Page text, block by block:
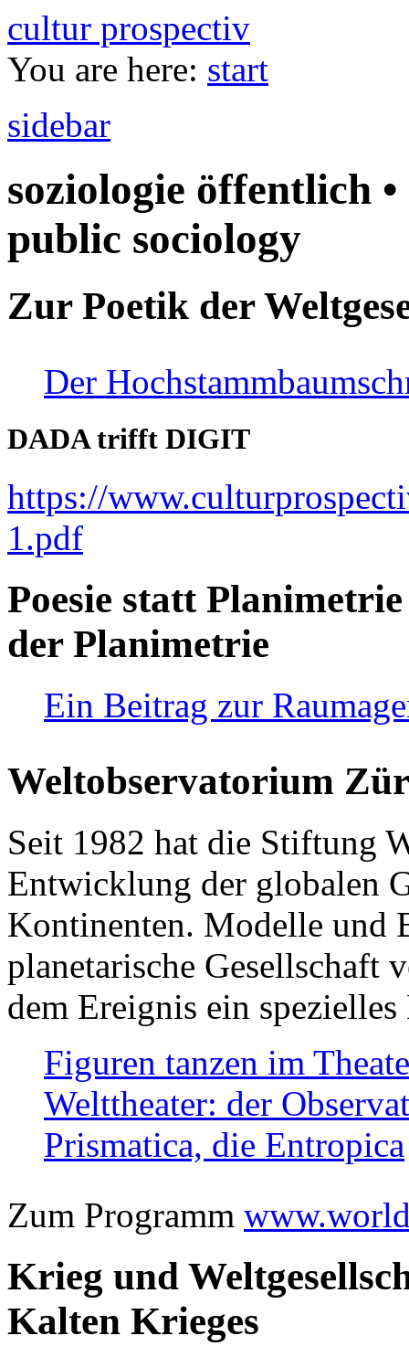
cultur prospectiv
You are here: start
sidebar
soziologie öffentlich
public sociology
Zur Poetik der
Der
DADA trifft DIGIT
https://
1.pdf
Poesie statt
der Planimetrie
Ein Beitrag zur
Weltobservatorium
Seit 1982 hat die Stiftung
Entwicklung der globalen
Kontinenten. Modelle und
planetarische Gesellschaft
dem Ereignis ein
Figuren tanzen im
Welttheater: der
Prismatica, die Entropica
Zum Programm
Krieg und
Kalten Krieges